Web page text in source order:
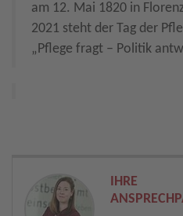
am 12. Mai 1820 in
2021 steht der Tag der
„Pflege fragt – Politik
IHRE